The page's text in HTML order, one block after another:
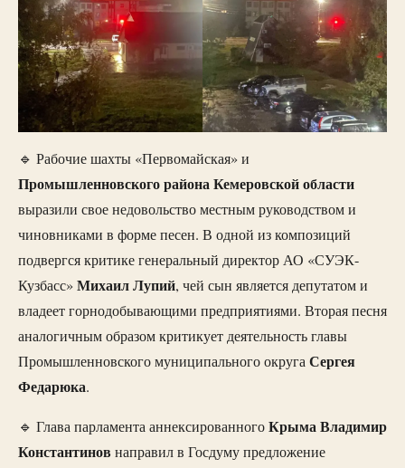
🔹 Рабочие шахты «Первомайская» и
Промышленновского района Кемеровскойобласти
выразили свое недовольство местным руководством и
чиновниками в форме песен. В одной из композиций
подвергся критике генеральный директор АО «СУЭК-
Кузбасс» МихаилЛупий, чей сын является депутатом и
владеет горнодобывающими предприятиями. Вторая песня
аналогичным образом критикует деятельность главы
Промышленновского муниципального округаСергея
Федарюка.
🔹 Глава парламента аннексированногоКрымаВладимир
Константинов направил в Госдуму предложение